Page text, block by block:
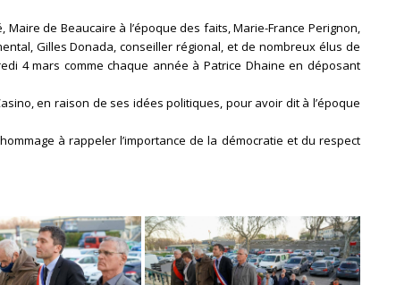
Maire de Beaucaire à l’époque des faits, Marie-France Perignon,
Gilles Donada, conseiller régional, et de nombreux élus de
4 mars comme chaque année à Patrice Dhaine en déposant
en raison de ses idées politiques, pour avoir dit à l’époque
à rappeler l’importance de la démocratie et du respect